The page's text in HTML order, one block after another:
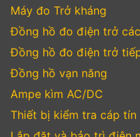
Máy đo Trở kháng
Đồng hồ đo điện trở
Đồng hồ đo điện trở
Đồng hồ vạn năng
Ampe kìm AC/DC
Thiết bị kiểm tra cáp tín